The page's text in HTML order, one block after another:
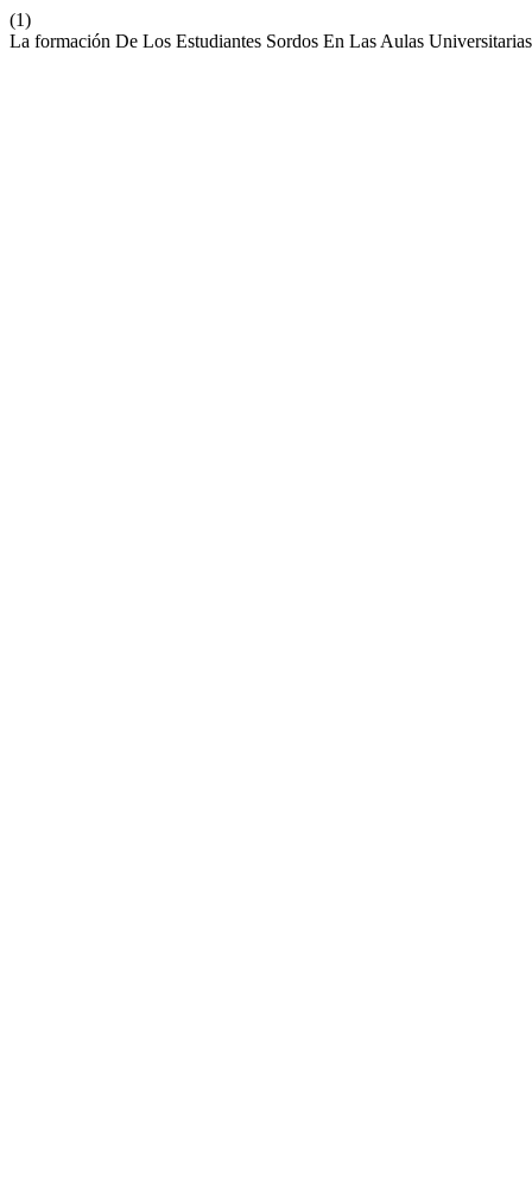
(1)
La formación De Los Estudiantes Sordos En Las Aulas